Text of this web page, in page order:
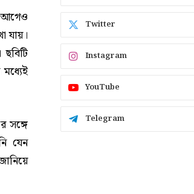
আগেও
যায়।
সঙ্গে
যেন
Twitter
Instagram
YouTube
Telegram